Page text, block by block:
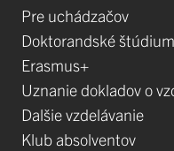
Pre uchádzačov
Doktorandské štúdium
Erasmus+
Uznanie dokladov o
Dalšie vzdelávanie
Klub absolventov